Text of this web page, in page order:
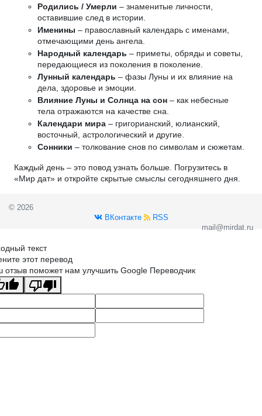
Родились / Умерли – знаменитые личности,
оставившие след в истории.
Именины – православный календарь с именами,
отмечающими день ангела.
Народный календарь – приметы, обряды и советы,
передающиеся из поколения в поколение.
Лунный календарь – фазы Луны и их влияние на
дела, здоровье и эмоции.
Влияние Луны и Солнца на сон – как небесные
тела отражаются на качестве сна.
Календари мира – григорианский, юлианский,
восточный, астрологический и другие.
Сонники – толкование снов по символам и сюжетам.
Каждый день – это повод узнать больше. Погрузитесь в
«Мир дат» и откройте скрытые смыслы сегодняшнего дня.
© 2026
ВКонтакте
RSS
mail@mirdat.ru
текст
этот перевод
отзыв поможет нам улучшить Google Переводчик